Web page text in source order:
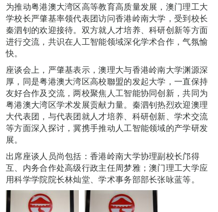
为推动粤港澳大湾区高等教育高质量发展，澳门理工大
学校长严肇基率领代表团访问香港岭南大学，受到校长
秦泗钊的欢迎接待。双方就人才培养、科研创新等方面
进行交流，共识在人工智能领域深化学术合作，气氛愉
快。
座谈会上，严肇基表示，澳理大与香港岭南大学渊源深
厚，同是粤港澳大湾区高校聯盟的发起大学，一直保持
友好合作及交流，两校聚焦人工智能协同创新，共同为
粤港澳大湾区学术发展贡献力量。秦泗钊热烈欢迎澳理
大代表团，与代表团就人才培养、科研创新、学术交流
等方面深入探讨，冀携手推动人工智能领域的产学研发
展。
出席座谈人员尚包括：香港岭南大学协理副校长邝得
互、内务合作处高级行政主任周梦雅；澳门理工大学应
用科学学院院长林灿堂、学术事务部部长张咏蓝等。